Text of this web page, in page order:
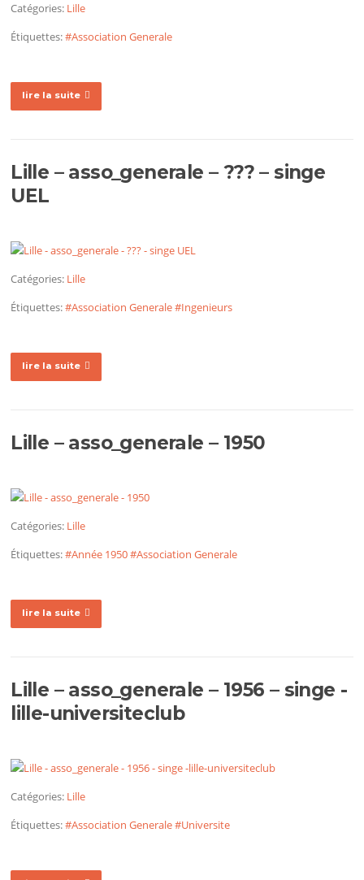
Catégories: Lille
Étiquettes:#Association Generale
lire la suite
Lille – asso_generale – ??? – singe
UEL
Catégories: Lille
Étiquettes:#Association Generale#Ingenieurs
lire la suite
Lille – asso_generale – 1950
Catégories: Lille
Étiquettes:#Année 1950#Association Generale
lire la suite
Lille – asso_generale – 1956 – singe -
lille-universiteclub
Catégories: Lille
Étiquettes:#Association Generale#Universite